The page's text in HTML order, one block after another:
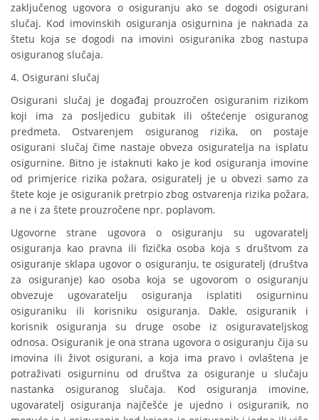
zaključenog ugovora o osiguranju ako se dogodi osigurani
slučaj. Kod imovinskih osiguranja osigurnina je naknada za
štetu koja se dogodi na imovini osiguranika zbog nastupa
osiguranog slučaja.
4. Osigurani slučaj
Osigurani slučaj je događaj prouzročen osiguranim rizikom
koji ima za posljedicu gubitak ili oštećenje osiguranog
predmeta. Ostvarenjem osiguranog rizika, on postaje
osigurani slučaj čime nastaje obveza osiguratelja na isplatu
osigurnine. Bitno je istaknuti kako je kod osiguranja imovine
od primjerice rizika požara, osiguratelj je u obvezi samo za
štete koje je osiguranik pretrpio zbog ostvarenja rizika požara,
a ne i za štete prouzročene npr. poplavom.
Ugovorne strane ugovora o osiguranju su ugovaratelj
osiguranja kao pravna ili fizička osoba koja s društvom za
osiguranje sklapa ugovor o osiguranju, te osiguratelj (društva
za osiguranje) kao osoba koja se ugovorom o osiguranju
obvezuje ugovaratelju osiguranja isplatiti osigurninu
osiguraniku ili korisniku osiguranja. Dakle, osiguranik i
korisnik osiguranja su druge osobe iz osiguravateljskog
odnosa. Osiguranik je ona strana ugovora o osiguranju čija su
imovina ili život osigurani, a koja ima pravo i ovlaštena je
potraživati osigurninu od društva za osiguranje u slučaju
nastanka osiguranog slučaja. Kod osiguranja imovine,
ugovaratelj osiguranja najčešće je ujedno i osiguranik, no